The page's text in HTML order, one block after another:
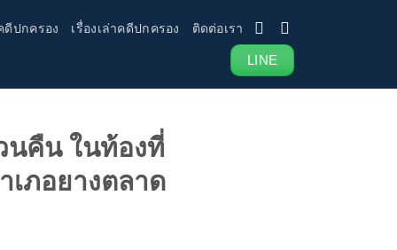
ปกครอง เรื่องเล่าคดีปกครอง ติดต่อเรา
LINE
นคืน ในท้องที่
เภอยางตลาด